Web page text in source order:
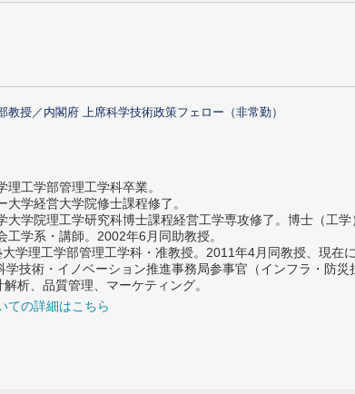
教授／内閣府 上席科学技術政策フェロー（非常勤）
工学部管理工学科卒業。
学経営大学院修士課程修了。
大学院理工学研究科博士課程経営工学専攻修了。博士（工学
工学系・講師。2002年6月同助教授。
学理工学部管理工学科・准教授。2011年4月同教授、現在に
技術・イノベーション推進事務局参事官（インフラ・防災
析、品質管理、マーケティング。
の詳細はこちら